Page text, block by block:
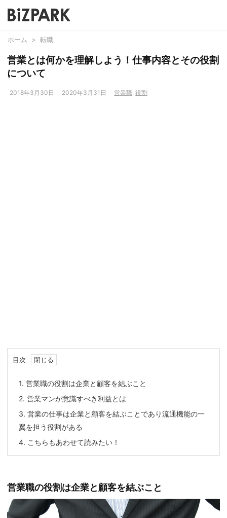
ホーム > 転職
営業とは何かを理解しよう！仕事内容とその役割
について
2018年3月30日 2020年3月31日 営業職, 役割
目次
1. 営業職の役割は企業と顧客を結ぶこと
2. 営業マンが意識すべき利益とは
3. 営業の仕事は企業と顧客を結ぶことであり流通機能の一
翼を担う役割がある
4. こちらもあわせて読みたい！
営業職の役割は企業と顧客を結ぶこと